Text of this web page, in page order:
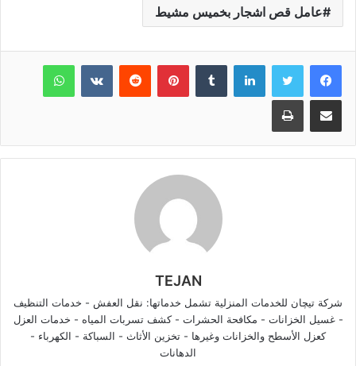
عامل قص اشجار بخميس مشيط
لينكدإن بينتيريست واتساب
مشاركة عبر البريد طباعة
TEJAN
شركة تيچان للخدمات المنزلية تشمل خدماتها: نقل العفش - خدمات التنظيف
- غسيل الخزانات - مكافحة الحشرات - كشف تسربات المياه - خدمات العزل
كعزل الأسطح والخزانات وغيرها - تخزين الأثاث - السباكة - الكهرباء -
الدهانات